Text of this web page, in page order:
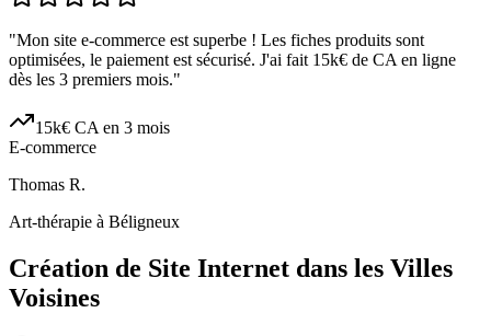
"Mon site e-commerce est superbe ! Les fiches produits sont
optimisées, le paiement est sécurisé. J'ai fait 15k€ de CA en ligne
dès les 3 premiers mois."
15k€ CA en 3 mois
E-commerce
Thomas R.
Art-thérapie à Béligneux
Création de Site Internet dans les Villes
Voisines